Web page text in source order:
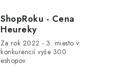
ShopRoku - Cena
Heureky
Za rok 2022 - 3. miesto v
konkurencií vyše 300
eshopov.